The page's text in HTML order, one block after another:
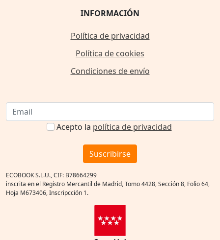
INFORMACIÓN
Política de privacidad
Política de cookies
Condiciones de envío
Acepto la política de privacidad
Suscribirse
ECOBOOK S.L.U., CIF: B78664299
inscrita en el Registro Mercantil de Madrid, Tomo 4428, Sección 8, Folio 64,
Hoja M673406, Inscripcción 1.